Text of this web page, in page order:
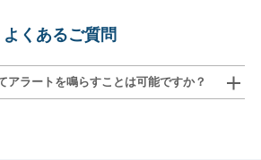
よくあるご質問
アラートを鳴らすことは可能ですか？